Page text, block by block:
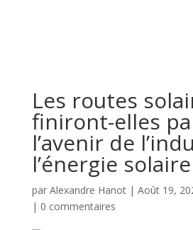
Les routes
finiront-elles
l’avenir de
l’énergie
par Alexandre Hanot| Août 19,
| 0 commentaires